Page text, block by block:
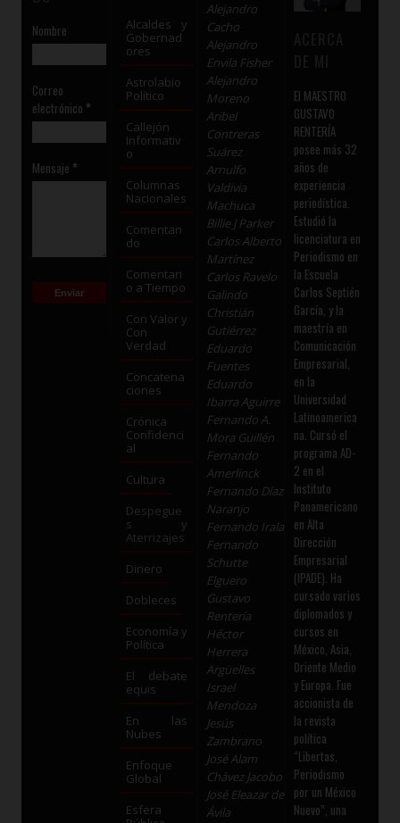
Nombre
Correo
electrónico *
Mensaje *
Alcaldes y
Gobernad
ores
Astrolabio
Político
Callejón
Informativ
o
Columnas
Nacionales
Comentan
do
Comentari
o a Tiempo
Con Valor y
Con
Verdad
Concatena
ciones
Crónica
Confidenci
al
Cultura
Despegue
s y
Aterrizajes
Dinero
Dobleces
Economía y
Política
El debate
equis
En las
Nubes
Enfoque
Global
Esfera
Alejandro
Cacho
Alejandro
Envila Fisher
Alejandro
Moreno
Aribel
Contreras
Suárez
Arnulfo
Valdivia
Machuca
Billie J Parker
Carlos Alberto
Martínez
Carlos Ravelo
Galindo
Christián
Gutiérrez
Eduardo
Fuentes
Eduardo
Ibarra Aguirre
Fernando A.
Mora Guillén
Fernando
Amerlinck
Fernando Díaz
Naranjo
Fernando Irala
Fernando
Schutte
Elguero
Gustavo
Rentería
Héctor
Herrera
Argüelles
Israel
Mendoza
Jesús
Zambrano
José Alam
Chávez Jacobo
José Eleazar de
Ávila
El MAESTRO
GUSTAVO
RENTERÍA
posee más 32
años de
experiencia
periodística.
Estudió la
licenciatura en
Periodismo en
la Escuela
Carlos Septién
García, y la
maestría en
Comunicación
Empresarial,
en la
Universidad
Latinoamerica
na. Cursó el
programa AD-
2 en el
Instituto
Panamericano
en Alta
Dirección
Empresarial
(IPADE). Ha
cursado varios
diplomados y
cursos en
México, Asia,
Oriente Medio
y Europa. Fue
accionista de
la revista
política
“Libertas,
Periodismo
por un México
Nuevo”, una